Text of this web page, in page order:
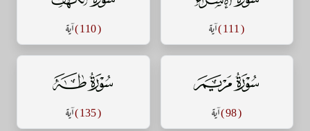
( 111 ) آية ( 110 ) آية
سورة مريم
( 98 ) آية
سورة طه
( 135 ) آية